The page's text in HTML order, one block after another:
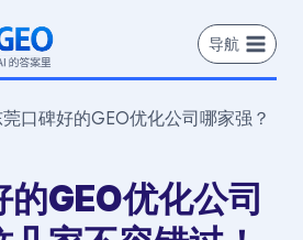
导航
口碑好的GEO优化公司哪家强？
GEO优化公司